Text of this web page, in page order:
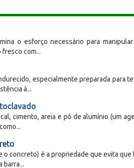
o esforço necessário para
com...
especialmente preparada para
à...
cimento, areia e pó de alumínio (um
o concreto) é a propriedade que evita que
barra...